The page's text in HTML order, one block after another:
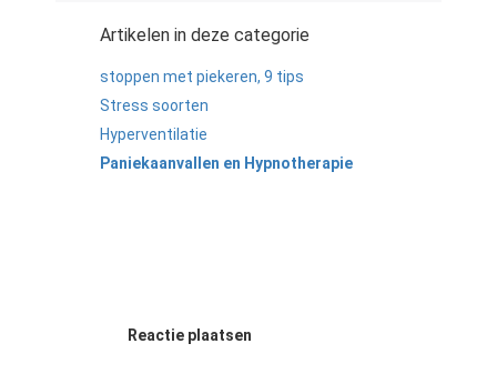
Artikelen in deze categorie
stoppen met piekeren, 9 tips
Stress soorten
Hyperventilatie
Paniekaanvallen en Hypnotherapie
Reactie plaatsen